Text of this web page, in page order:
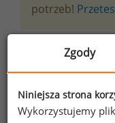
potrzeb!
Chcesz na
Zapisz się do
Zgody
Niniejsza strona
Wykorzystujemy